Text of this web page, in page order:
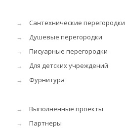
→
Сантехнические перегородки
→
Душевые перегородки
→
Писуарные перегородки
→
Для детских учреждений
→
Фурнитура
→
Выполненные проекты
→
Партнеры